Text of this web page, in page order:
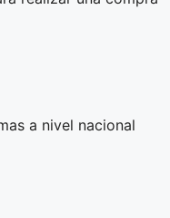
a nivel nacional